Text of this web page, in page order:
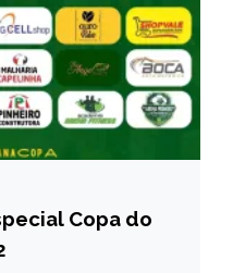
Copa do